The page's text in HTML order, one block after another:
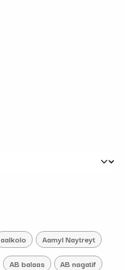
aalkolo Aamyl Naytreyt
AB balaas AB nagatif